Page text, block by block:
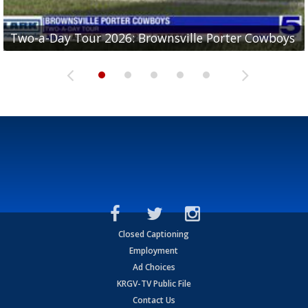
Two-a-Day Tour 2026: Brownsville Porter Cowboys
Two-a-Day Tour 2026: Brownsville Lopez Lobos
Two-a-Day Tour 2026: Mercedes Tigers
Two-a-Day Tour 2026: Progreso Red Ants
Two-a-Day Tour 2026: Donna Redskins
Closed Captioning
Employment
Ad Choices
KRGV-TV Public File
Contact Us